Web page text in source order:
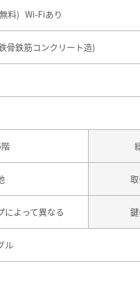
料) Wi-Fiあり
骨鉄筋コンクリート造)
によって異なる
ル